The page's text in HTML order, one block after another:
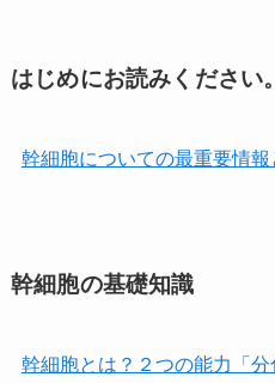
はじめにお読みください。
幹細胞についての最重要情
幹細胞の基礎知識
幹細胞とは？２つの能力「